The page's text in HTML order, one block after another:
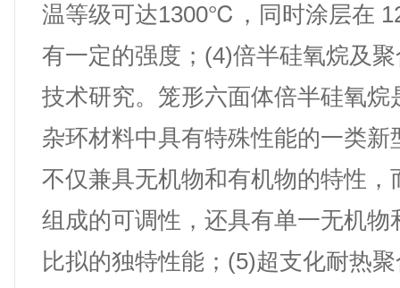
温等级可达1300℃，同时涂层在
有一定的强度；(4)倍半硅氧烷及
技术研究。笼形六面体倍半硅氧烷
杂环材料中具有特殊性能的一类新
不仅兼具无机物和有机物的特性，
组成的可调性，还具有单一无机物
比拟的独特性能；(5)超支化耐热